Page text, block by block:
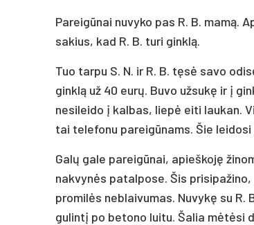
Pareigūnai nuvyko pas R. B. mamą.
sakius, kad R. B. turi ginklą.
Tuo tarpu S. N. ir R. B. tęsė savo
ginklą už 40 eurų. Buvo užsukę ir į
nesileido į kalbas, liepė eiti laukan.
tai telefonu pareigūnams. Šie
Galų gale pareigūnai, apieškoję
nakvynės patalpose. Šis
promilės neblaivumas. Nuvykę su
gulintį po betono luitu. Šalia mėtėsi